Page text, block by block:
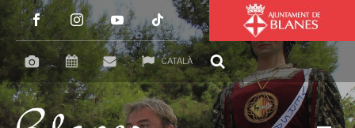
CATALÀ